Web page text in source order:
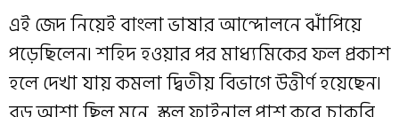
এই জেদ নিয়েই বাংলা ভাষার আন্দোলনে ঝাঁপিয়ে
পড়েছিলেন৷ শহিদ হওয়ার পর মাধ্যমিকের ফল প্রকাশ
হলে দেখা যায় কমলা দ্বিতীয় বিভাগে উত্তীর্ণ হয়েছেন৷